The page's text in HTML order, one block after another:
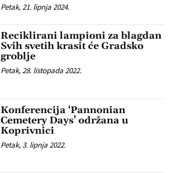
Petak, 21. lipnja 2024.
Reciklirani lampioni za blagdan
Svih svetih krasit će Gradsko
groblje
Petak, 28. listopada 2022.
Konferencija ‘Pannonian
Cemetery Days’ održana u
Koprivnici
Petak, 3. lipnja 2022.